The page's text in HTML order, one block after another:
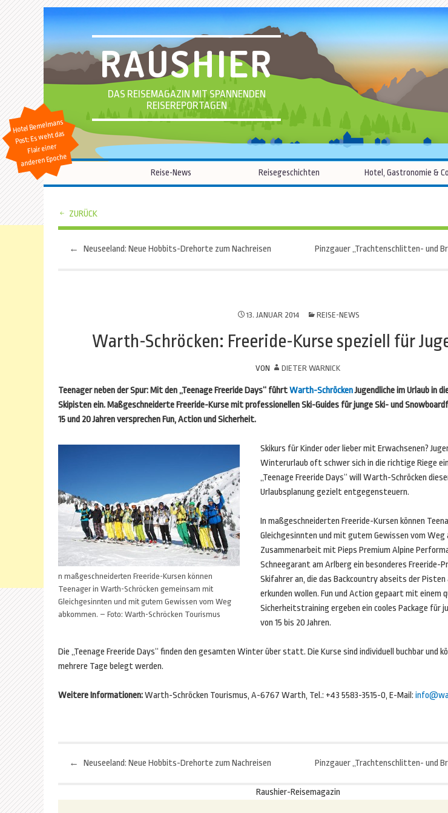
RAUSHIER
DAS REISEMAGAZIN MIT SPANNENDEN
REISEREPORTAGEN
Hotel Bemelmans
Post: Es weht das
Flair einer
anderen Epoche
Reise-News Reisegeschichten Hotel, Gastronomie & Co
ZURÜCK
Beitragsnavigation
← Neuseeland: Neue Hobbits-Drehorte zum Nachreisen Pinzgauer „Trachtenschlitten- und
13. JANUAR 2014 REISE-NEWS
Warth-Schröcken: Freeride-Kurse speziell für
VON DIETER WARNICK
Teenager neben der Spur: Mit den „Teenage Freeride Days“ führtWarth-SchröckenJugendliche im Urlaub in
Skipisten ein. Maßgeschneiderte Freeride-Kurse mit professionellen Ski-Guides für junge Ski- und
15 und 20 Jahren versprechen Fun, Action und Sicherheit.
n maßgeschneiderten Freeride-Kursen können
Teenager in Warth-Schröcken gemeinsam mit
Gleichgesinnten und mit gutem Gewissen vom Weg
abkommen. – Foto: Warth-Schröcken Tourismus
Skikurs für Kinder oder lieber mit Erwachsenen?
Winterurlaub oft schwer sich in die richtige Riege
„Teenage Freeride Days“ will Warth-Schröcken
Urlaubsplanung gezielt entgegensteuern.
In maßgeschneiderten Freeride-Kursen können
Gleichgesinnten und mit gutem Gewissen vom Weg
Zusammenarbeit mit Pieps Premium Alpine
Schneegarant am Arlberg ein besonderes Freeride-
Skifahrer an, die das Backcountry abseits der
erkunden wollen. Fun und Action gepaart mit einem
Sicherheitstraining ergeben ein cooles Package für
von 15 bis 20 Jahren.
Die „Teenage Freeride Days“ finden den gesamten Winter über statt. Die Kurse sind individuell buchbar und
mehrere Tage belegt werden.
Weitere Informationen:Warth-Schröcken Tourismus, A-6767 Warth, Tel.: +43 5583-3515-0, E-Mail:
Beitragsnavigation
← Neuseeland: Neue Hobbits-Drehorte zum Nachreisen Pinzgauer „Trachtenschlitten- und
Raushier-Reisemagazin